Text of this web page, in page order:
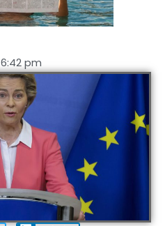
6:42 pm